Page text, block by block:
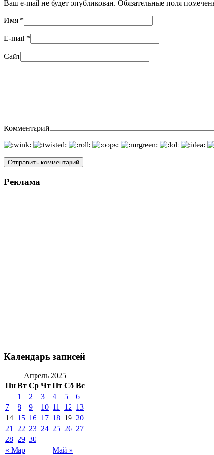
Ваш e-mail не будет опубликован. Обязательные поля
Имя *
E-mail *
Сайт
Комментарий
Реклама
Календарь записей
Апрель 2025
Пн Вт Ср Чт Пт Сб Вс
« Мар Май »
1 2 3 4 5
6
7
8 9 10 11 12 13
14 15 16 17 18 19 20
21
22 23 24 25 26 27
28 29 30